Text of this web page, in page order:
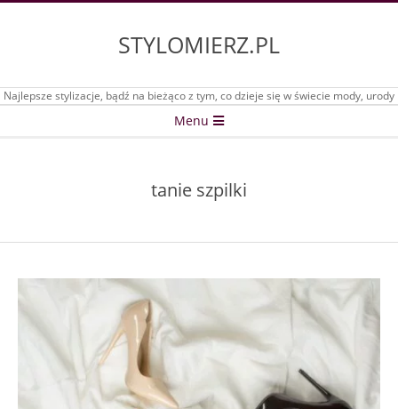
STYLOMIERZ.PL
Najlepsze stylizacje, bądź na bieżąco z tym, co dzieje się w świecie mody, urody
Menu
tanie szpilki